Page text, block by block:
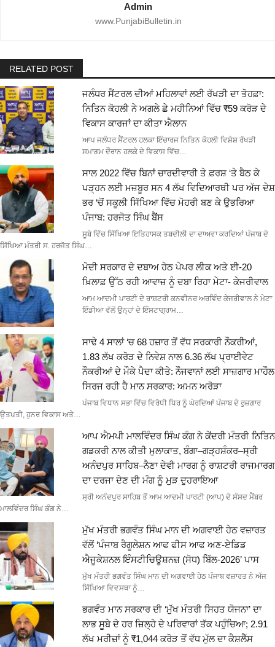
Admin
www.PunjabiBulletin.in
RELATED POST
ਜਲੰਧਰ ਸੈਂਟਰਲ ਦੀਆਂ ਮਹਿਲਾਵਾਂ ਲਈ ਰੱਖੜੀ ਦਾ ਤੋਹਫ਼ਾ:
ਨਿਤਿਨ ਕੋਹਲੀ ਨੇ ਅਗਲੇ ਛੇ ਮਹੀਨਿਆਂ ਵਿੱਚ ₹59 ਕਰੋੜ ਦੇ
ਵਿਕਾਸ ਕਾਰਜਾਂ ਦਾ ਕੀਤਾ ਐਲਾਨ
ਆਪ ਜਲੰਧਰ ਸੈਂਟਰਲ ਹਲਕਾ ਇੰਚਾਰਜ ਨਿਤਿਨ ਕੋਹਲੀ ਵਿਸ਼ੇਸ਼ ਰੱਖੜੀ
ਸਮਾਗਮ ਦੌਰਾਨ ਹਲਕੇ ਦੇ ਵਿਕਾਸ ਵਿੱਚ…
ਸਾਲ 2022 ਵਿੱਚ ਬਿਨਾਂ ਚਾਰਦੀਵਾਰੀ ਤੇ ਫ਼ਰਸ਼ ‘ਤੇ ਬੈਠ ਕੇ
ਪੜ੍ਹਨ ਲਈ ਮਜ਼ਬੂਰ ਸਨ 4 ਲੱਖ ਵਿਦਿਆਰਥੀ ਪਰ ਅੱਜ ਦੇਸ਼
ਭਰ ‘ਚੋਂ ਸਕੂਲੀ ਸਿੱਖਿਆ ਵਿੱਚ ਮੋਹਰੀ ਬਣ ਕੇ ਉਭਰਿਆ
ਪੰਜਾਬ: ਹਰਜੋਤ ਸਿੰਘ ਬੈਂਸ
ਸੂਬੇ ਵਿੱਚ ਸਿੱਖਿਆ ਇਤਿਹਾਸਕ ਤਬਦੀਲੀ ਦਾ ਦਾਅਵਾ ਕਰਦਿਆਂ ਪੰਜਾਬ ਦੇ
ਸਿੱਖਿਆ ਮੰਤਰੀ ਸ. ਹਰਜੋਤ ਸਿੰਘ…
ਮੋਦੀ ਸਰਕਾਰ ਦੇ ਦਬਾਅ ਹੇਠ ਪੇਪਰ ਲੀਕ ਅਤੇ ਈ-20
ਖ਼ਿਲਾਫ਼ ਉੱਠ ਰਹੀ ਆਵਾਜ਼ ਨੂੰ ਦਬਾ ਰਿਹਾ ਮੇਟਾ- ਕੇਜਰੀਵਾਲ
ਆਮ ਆਦਮੀ ਪਾਰਟੀ ਦੇ ਰਾਸ਼ਟਰੀ ਕਨਵੀਨਰ ਅਰਵਿੰਦ ਕੇਜਰੀਵਾਲ ਨੇ ਮੇਟਾ
ਇੰਡੀਆ ਵੱਲੋਂ ਉਨ੍ਹਾਂ ਦੇ ਇੰਸਟਾਗ੍ਰਾਮ…
ਸਾਢੇ 4 ਸਾਲਾਂ ‘ਚ 68 ਹਜ਼ਾਰ ਤੋਂ ਵੱਧ ਸਰਕਾਰੀ ਨੌਕਰੀਆਂ,
1.83 ਲੱਖ ਕਰੋੜ ਦੇ ਨਿਵੇਸ਼ ਨਾਲ 6.36 ਲੱਖ ਪ੍ਰਾਈਵੇਟ
ਨੌਕਰੀਆਂ ਦੇ ਮੌਕੇ ਪੈਦਾ ਕੀਤੇ: ਨੌਜਵਾਨਾਂ ਲਈ ਸਾਜ਼ਗਾਰ ਮਾਹੌਲ
ਸਿਰਜ ਰਹੀ ਹੈ ਮਾਨ ਸਰਕਾਰ: ਅਮਨ ਅਰੋੜਾ
ਪੰਜਾਬ ਵਿਧਾਨ ਸਭਾ ਵਿੱਚ ਵਿਰੋਧੀ ਧਿਰ ਨੂੰ ਘੇਰਦਿਆਂ ਪੰਜਾਬ ਦੇ ਰੁਜ਼ਗਾਰ
ਉਤਪਤੀ, ਹੁਨਰ ਵਿਕਾਸ ਅਤੇ…
ਆਪ ਐਮਪੀ ਮਾਲਵਿੰਦਰ ਸਿੰਘ ਕੰਗ ਨੇ ਕੇਂਦਰੀ ਮੰਤਰੀ ਨਿਤਿਨ
ਗਡਕਰੀ ਨਾਲ ਕੀਤੀ ਮੁਲਾਕਾਤ, ਬੰਗਾ–ਗੜ੍ਹਸ਼ੰਕਰ–ਸ੍ਰੀ
ਅਨੰਦਪੁਰ ਸਾਹਿਬ–ਨੈਣਾ ਦੇਵੀ ਮਾਰਗ ਨੂੰ ਰਾਸ਼ਟਰੀ ਰਾਜਮਾਰਗ
ਦਾ ਦਰਜਾ ਦੇਣ ਦੀ ਮੰਗ ਨੂੰ ਮੁੜ ਦੁਹਰਾਇਆ
ਸ੍ਰੀ ਅਨੰਦਪੁਰ ਸਾਹਿਬ ਤੋਂ ਆਮ ਆਦਮੀ ਪਾਰਟੀ (ਆਪ) ਦੇ ਸੰਸਦ ਮੈਂਬਰ
ਮਾਲਵਿੰਦਰ ਸਿੰਘ ਕੰਗ ਨੇ…
ਮੁੱਖ ਮੰਤਰੀ ਭਗਵੰਤ ਸਿੰਘ ਮਾਨ ਦੀ ਅਗਵਾਈ ਹੇਠ ਵਜ਼ਾਰਤ
ਵੱਲੋਂ ‘ਪੰਜਾਬ ਰੈਗੂਲੇਸ਼ਨ ਆਫ ਫੀਸ ਆਫ ਅਣ-ਏਡਿਡ
ਐਜੂਕੇਸ਼ਨਲ ਇੰਸਟੀਚਿਊਸ਼ਨਜ਼ (ਸੋਧ) ਬਿੱਲ-2026’ ਪਾਸ
ਮੁੱਖ ਮੰਤਰੀ ਭਗਵੰਤ ਸਿੰਘ ਮਾਨ ਦੀ ਅਗਵਾਈ ਹੇਠ ਪੰਜਾਬ ਵਜ਼ਾਰਤ ਨੇ ਅੱਜ
ਸਿੱਖਿਆ ਵਿਵਸਥਾ ਨੂੰ…
ਭਗਵੰਤ ਮਾਨ ਸਰਕਾਰ ਦੀ ‘ਮੁੱਖ ਮੰਤਰੀ ਸਿਹਤ ਯੋਜਨਾ’ ਦਾ
ਲਾਭ ਸੂਬੇ ਦੇ ਹਰ ਜ਼ਿਲ੍ਹੇ ਦੇ ਪਰਿਵਾਰਾਂ ਤੱਕ ਪਹੁੰਚਿਆ; 2.91
ਲੱਖ ਮਰੀਜ਼ਾਂ ਨੂੰ ₹1,044 ਕਰੋੜ ਤੋਂ ਵੱਧ ਮੁੱਲ ਦਾ ਕੈਸ਼ਲੈੱਸ